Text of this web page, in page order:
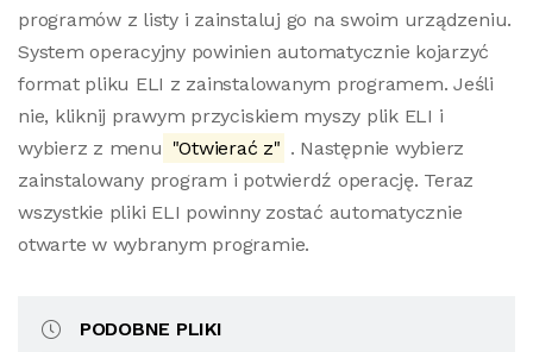
programów z listy i zainstaluj go na swoim urządzeniu.
System operacyjny powinien automatycznie kojarzyć
format pliku ELI z zainstalowanym programem. Jeśli
nie, kliknij prawym przyciskiem myszy plik ELI i
wybierz z menu "Otwierać z" . Następnie wybierz
zainstalowany program i potwierdź operację. Teraz
wszystkie pliki ELI powinny zostać automatycznie
otwarte w wybranym programie.
PODOBNE PLIKI